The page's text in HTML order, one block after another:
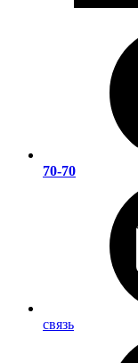
70-70
связь